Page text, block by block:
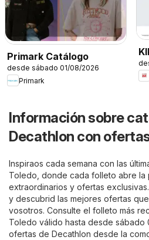
Primark Catálogo
desde sábado 01/08/2026
Primark
Información sobre
Decathlon con
Inspiraos cada semana con las
Toledo, donde cada folleto abre la
extraordinarios y ofertas
y descubrid las mejores ofertas
vosotros. Consulte el folleto más
Toledo válido hasta desde sábado
ofertas de Decathlon desde la